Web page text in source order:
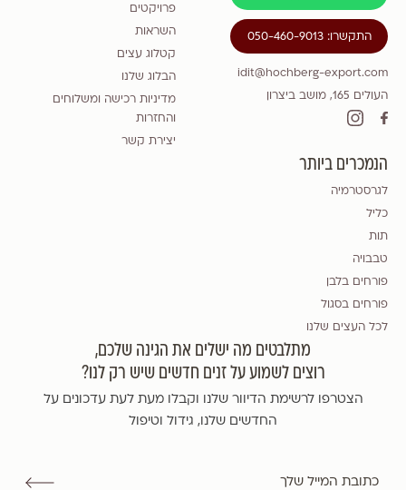
התקשרו: 050-460-9013
idit@hochberg-export.com
העולים 165, מושב ביצרון
פרויקטים
השראות
קטלוג עצים
הבלוג שלנו
מדיניות רכישה ומשלוחים
והחזרות
יצירת קשר
הנמכרים ביותר
לגרסטרמיה
כליל
תות
טבבויה
פורחים בלבן
פורחים בסגול
לכל העצים שלנו
מתלבטים מה ישלים את הגינה שלכם,
רוצים לשמוע על זנים חדשים שיש רק לנו?
הצטרפו לרשימת הדיוור שלנו וקבלו מעת לעת עדכונים על
החדשים שלנו, גידול וטיפול